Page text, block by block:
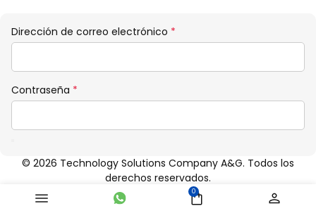
Dirección de correo electrónico *
Contraseña *
© 2026 Technology Solutions Company A&G. Todos los
derechos reservados.
0